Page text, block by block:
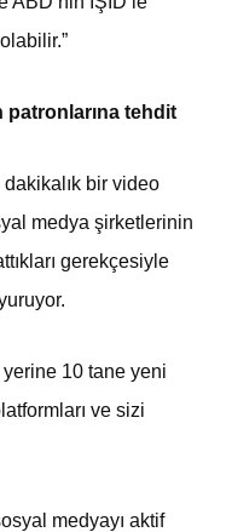
patronlarına tehdit
dakikalık bir video
medya şirketlerinin
gerekçesiyle
yerine 10 tane yeni
ve sizi
medyayı aktif